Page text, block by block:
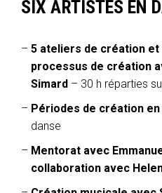
SIX ARTISTES EN
5 ateliers de création
processus de création
Simard – 30 h réparties
Périodes de création
danse
Mentorat avec
collaboration avec